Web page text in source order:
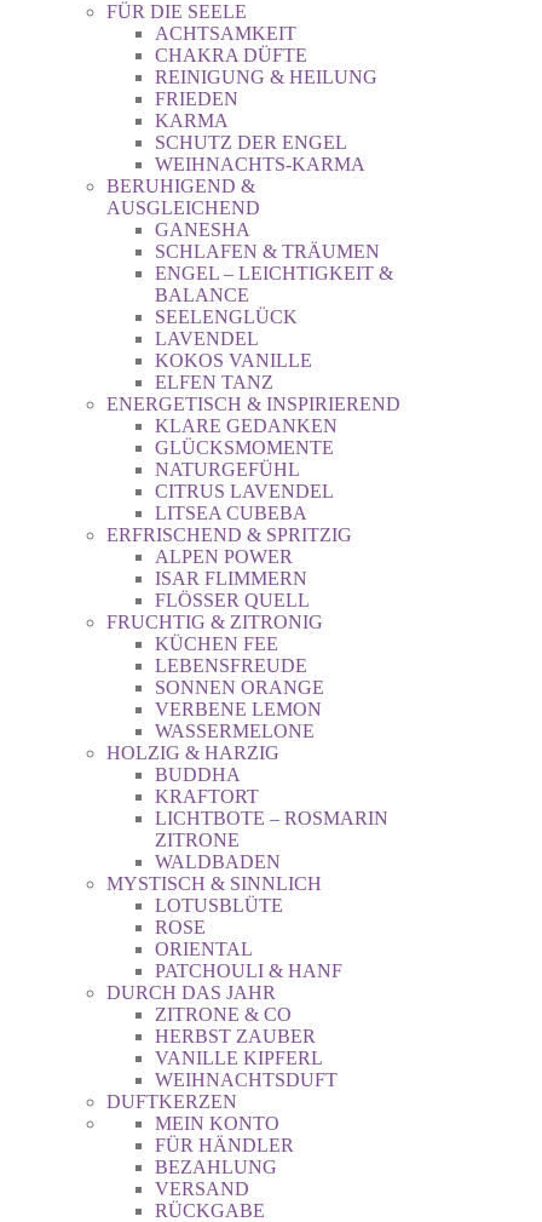
FÜR DIE SEELE
ACHTSAMKEIT
CHAKRA DÜFTE
REINIGUNG & HEILUNG
FRIEDEN
KARMA
SCHUTZ DER ENGEL
WEIHNACHTS-KARMA
BERUHIGEND &
AUSGLEICHEND
GANESHA
SCHLAFEN & TRÄUMEN
ENGEL – LEICHTIGKEIT &
BALANCE
SEELENGLÜCK
LAVENDEL
KOKOS VANILLE
ELFEN TANZ
ENERGETISCH & INSPIRIEREND
KLARE GEDANKEN
GLÜCKSMOMENTE
NATURGEFÜHL
CITRUS LAVENDEL
LITSEA CUBEBA
ERFRISCHEND & SPRITZIG
ALPEN POWER
ISAR FLIMMERN
FLÖSSER QUELL
FRUCHTIG & ZITRONIG
KÜCHEN FEE
LEBENSFREUDE
SONNEN ORANGE
VERBENE LEMON
WASSERMELONE
HOLZIG & HARZIG
BUDDHA
KRAFTORT
LICHTBOTE – ROSMARIN
ZITRONE
WALDBADEN
MYSTISCH & SINNLICH
LOTUSBLÜTE
ROSE
ORIENTAL
PATCHOULI & HANF
DURCH DAS JAHR
ZITRONE & CO
HERBST ZAUBER
VANILLE KIPFERL
WEIHNACHTSDUFT
DUFTKERZEN
MEIN KONTO
FÜR HÄNDLER
BEZAHLUNG
VERSAND
RÜCKGABE